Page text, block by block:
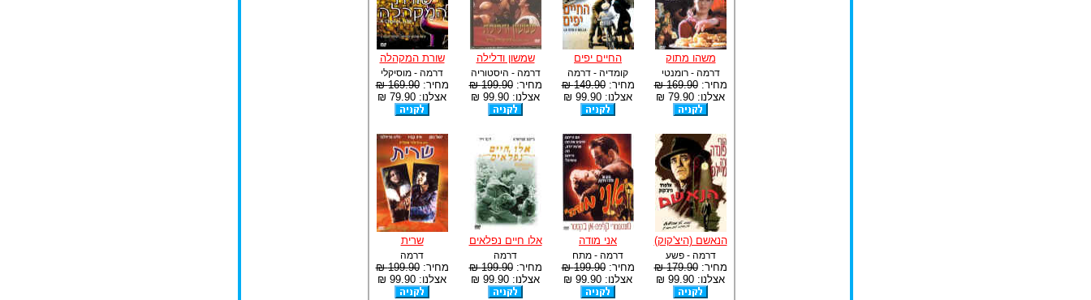
משהו מתוק
דרמה - רומנטי
מחיר:169.90 ₪
אצלנו: 79.90 ₪
החיים יפים
קומדיה - דרמה
מחיר:149.90 ₪
אצלנו: 99.90 ₪
שמשון ודלילה
דרמה - היסטוריה
מחיר:199.90 ₪
אצלנו: 99.90 ₪
שורת המקהלה
דרמה - מוסיקלי
מחיר:169.90 ₪
אצלנו: 79.90 ₪
הנאשם (היצ'קוק)
דרמה - פשע
מחיר:179.90 ₪
אצלנו: 99.90 ₪
אני מודה
דרמה - מתח
מחיר:199.90 ₪
אצלנו: 99.90 ₪
אלו חיים נפלאים
דרמה
מחיר:199.90 ₪
אצלנו: 99.90 ₪
שרית
דרמה
מחיר:199.90 ₪
אצלנו: 99.90 ₪